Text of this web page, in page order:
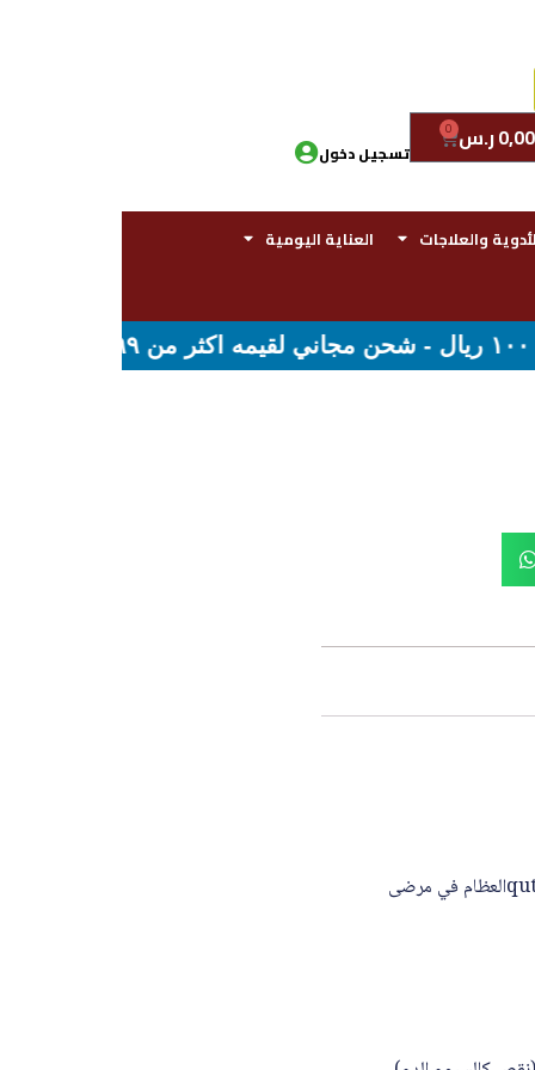
0,00ر.س 0
تسجيل دخول
والعلاجات
العناية اليومية
ألفاكالسيدول هو نظير فيتامين د يستخدم لعلاج نقص كالسيوم الدم وفرط نشاط جارات الدرق الثانوي ,qutالعظام في مرضى